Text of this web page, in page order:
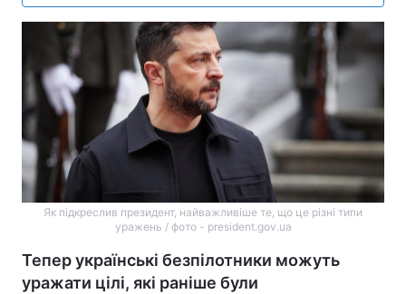
Як підкреслив президент, найважливіше те, що це різні типи
уражень / фото - president.gov.ua
Тепер українські безпілотники можуть
уражати цілі, які раніше були